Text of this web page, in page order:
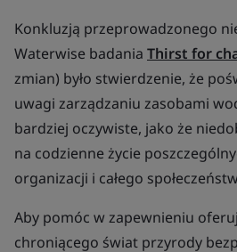
Konkluzją przeprowadzonego
Waterwise badania Thirst for
zmian) było stwierdzenie, że
uwagi zarządzaniu zasobami
bardziej oczywiste, jako że
na codzienne życie
organizacji i całego
Aby pomóc w zapewnieniu
chroniącego świat przyrody